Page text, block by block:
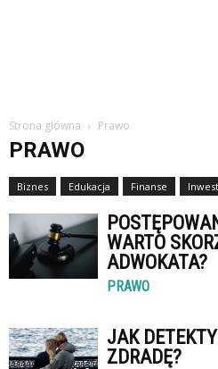
Strona główna Prawo
PRAWO
Biznes Edukacja Finanse
WARTO
ADWOKATA?
PRAWO
JAK
ZDRADĘ?